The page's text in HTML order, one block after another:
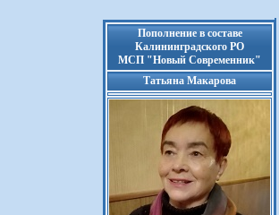
Пополнение в составе
Калининградского РО
МСП "Новый Современник"
Татьяна Макарова